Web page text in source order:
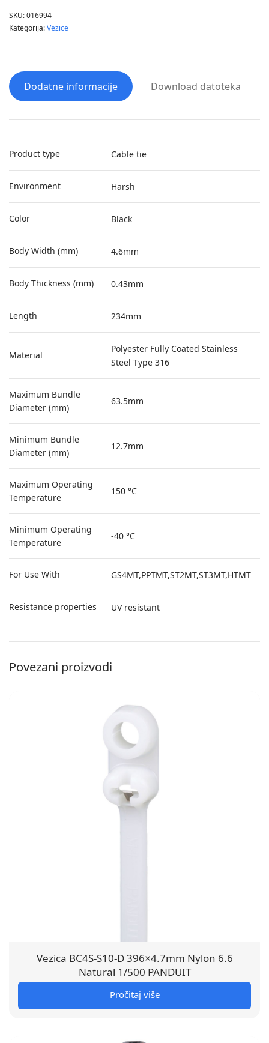
SKU:016994
Kategorija:Vezice
Dodatne informacije Download datoteka
Product type Cable tie
Environment Harsh
Color Black
Body Width (mm) 4.6mm
Body Thickness (mm) 0.43mm
Length 234mm
Material
Polyester Fully Coated Stainless
Steel Type 316
Maximum Bundle
Diameter (mm)
63.5mm
Minimum Bundle
Diameter (mm)
12.7mm
Maximum Operating
Temperature
150 °C
Minimum Operating
Temperature
-40 °C
For Use With GS4MT,PPTMT,ST2MT,ST3MT,HTMT
Resistance properties UV resistant
Povezani proizvodi
Vezica BC4S-S10-D 396×4.7mm Nylon 6.6
Natural 1/500 PANDUIT
Pročitaj više